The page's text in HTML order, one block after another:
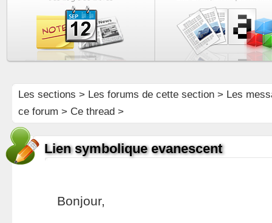
Les sections > Les forums de cette section> Les
ce forum > Ce thread >
Lien symbolique evanescent
Bonjour,